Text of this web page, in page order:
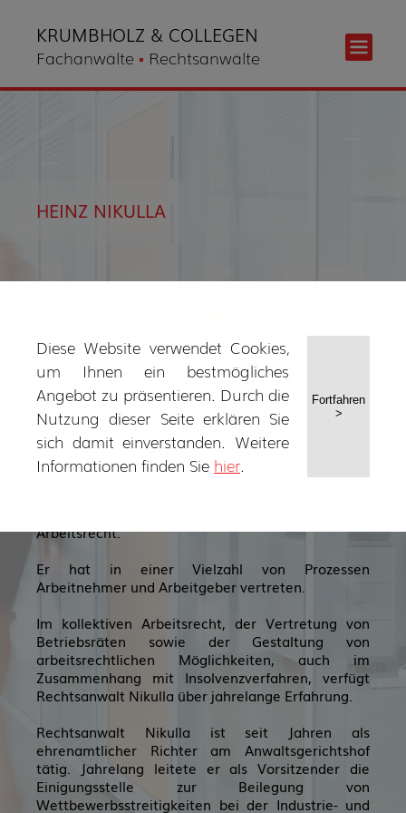
KRUMBHOLZ & COLLEGEN
Fachanwälte Rechtsanwälte
HEINZ NIKULLA
Arbeitsrecht.
Er hat in einer Vielzahl von Prozessen
Arbeitnehmer und Arbeitgeber vertreten.
Im kollektiven Arbeitsrecht, der Vertretung von
Betriebsräten sowie der Gestaltung von
arbeitsrechtlichen Möglichkeiten, auch im
Zusammenhang mit Insolvenzverfahren, verfügt
Rechtsanwalt Nikulla über jahrelange Erfahrung.
Rechtsanwalt Nikulla ist seit Jahren als
ehrenamtlicher Richter am Anwaltsgerichtshof
tätig. Jahrelang leitete er als Vorsitzender die
Einigungsstelle zur Beilegung von
Wettbewerbsstreitigkeiten bei der Industrie- und
Diese Website verwendet Cookies,
um Ihnen ein bestmögliches
Angebot zu präsentieren. Durch die
Nutzung dieser Seite erklären Sie
sich damit einverstanden. Weitere
Informationen finden Sie hier.
Fortfahren
>